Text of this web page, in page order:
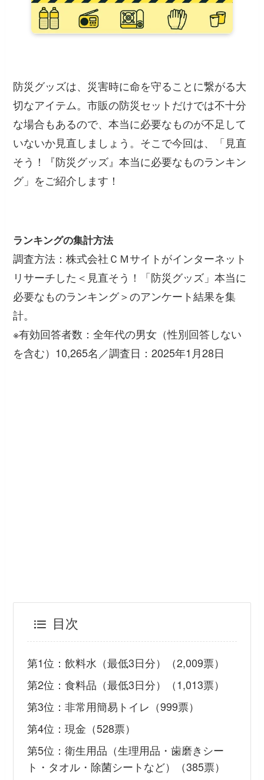
防災グッズは、災害時に命を守ることに繋がる大
切なアイテム。市販の防災セットだけでは不十分
な場合もあるので、本当に必要なものが不足して
いないか見直しましょう。そこで今回は、「見直
そう！『防災グッズ』本当に必要なものランキン
グ」をご紹介します！
ランキングの集計方法
調査方法：株式会社ＣＭサイトがインターネット
リサーチした＜見直そう！「防災グッズ」本当に
必要なものランキング＞のアンケート結果を集
計。
※有効回答者数：全年代の男女（性別回答しない
を含む）10,265名／調査日：2025年1月28日
目次
第1位：飲料水（最低3日分）（2,009票）
第2位：食料品（最低3日分）（1,013票）
第3位：非常用簡易トイレ（999票）
第4位：現金（528票）
第5位：衛生用品（生理用品・歯磨きシー
ト・タオル・除菌シートなど）（385票）